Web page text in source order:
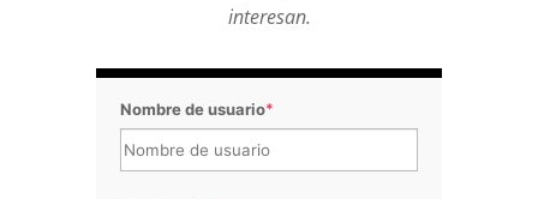
interesan.
Nombre de usuario*